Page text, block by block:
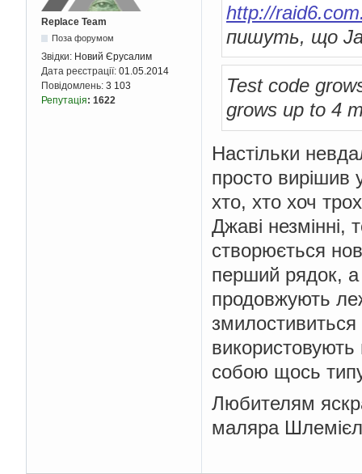
Replace Team
Поза форумом
Звідки: Новий Єрусалим
Дата реєстрації: 01.05.2014
Повідомлень: 3 103
Репутація: 1622
http://
пишуть, що
Test code
grows up to 4
Настільки
просто вирішив
хто, хто хоч
Джаві незмінні,
створюється
перший рядок, а
продовжують
змилостивиться
собою щось
Любителям
маляра